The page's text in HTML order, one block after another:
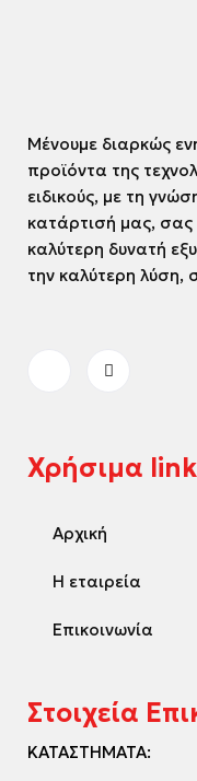
Μένουμε διαρκώς
προϊόντα της
ειδικούς, με τη
κατάρτισή μας,
καλύτερη δυνατή
την καλύτερη λύση,
Χρήσιμα
Αρχική
Η εταιρεία
Επικοινωνία
Στοιχεία
ΚΑΤΑΣΤΗΜΑΤΑ: